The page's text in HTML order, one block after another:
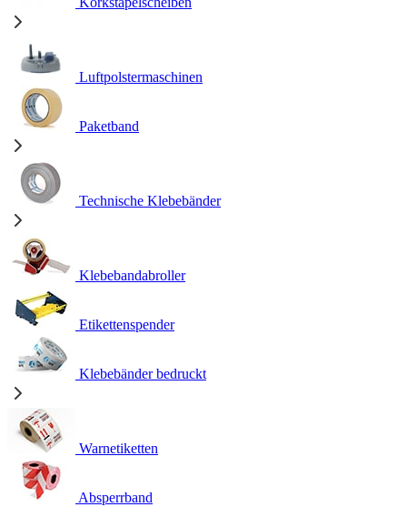
Luftpolstermaschinen
Paketband
Technische Klebebänder
Klebebandabroller
Etikettenspender
Klebebänder bedruckt
Warnetiketten
Absperrband